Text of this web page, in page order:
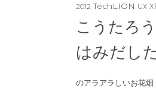
2012 TechLION UX
こうたろ
はみだし
のアラアラしいお花畑